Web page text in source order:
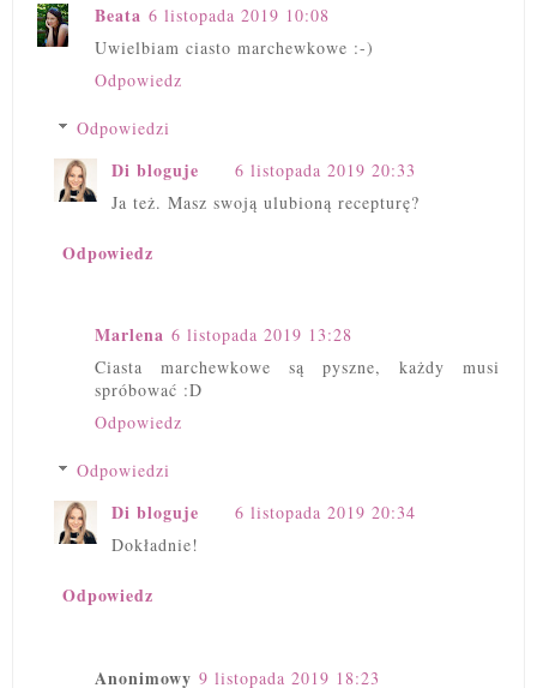
Beata 6 listopada 2019 10:08
Uwielbiam ciasto marchewkowe :-)
Odpowiedz
Odpowiedzi
Di bloguje
6 listopada 2019 20:33
Ja też. Masz swoją ulubioną recepturę?
Odpowiedz
Marlena 6 listopada 2019 13:28
Ciasta marchewkowe są pyszne, każdy musi
spróbować :D
Odpowiedz
Odpowiedzi
Di bloguje
6 listopada 2019 20:34
Dokładnie!
Odpowiedz
Anonimowy 9 listopada 2019 18:23